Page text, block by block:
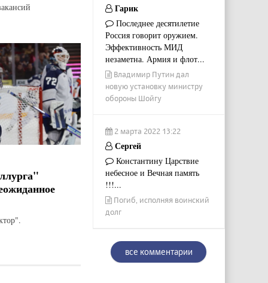
Гарик
Последнее десятилетие
Россия говорит оружием.
Эффективность МИД
незаметна. Армия и флот...
Владимир Путин дал
новую установку министру
обороны Шойгу
2 марта 2022 13:22
Сергей
Константину Царствие
небесное и Вечная память
!!!...
Погиб, исполняя воинский
долг
все комментарии